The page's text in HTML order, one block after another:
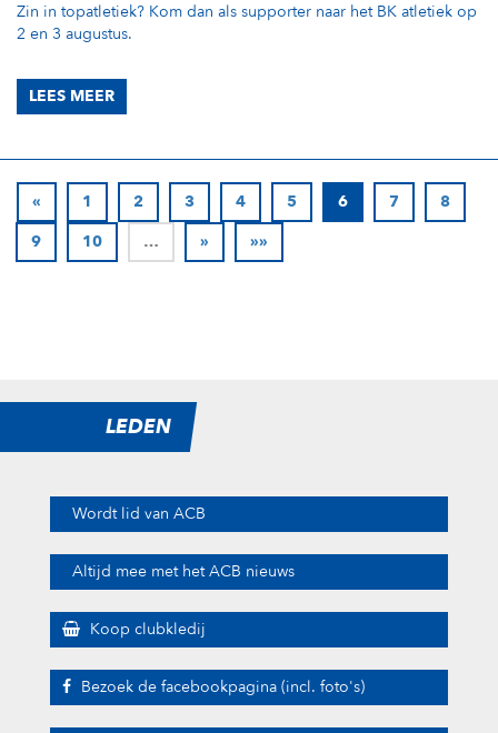
Zin in topatletiek? Kom dan als supporter naar het BK atletiek op
2 en 3 augustus.
LEES MEER
« 1 2 3 4 5 6 7
8
9
10 … » »»
LEDEN
Wordt lid van ACB
Altijd mee met het ACB nieuws
Koop clubkledij
Bezoek de facebookpagina (incl. foto's)